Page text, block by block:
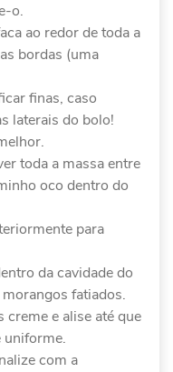
o.
ao redor de toda a
bordas (uma
finas, caso
laterais do bolo!
toda a massa entre
oco dentro do
para
da cavidade do
fatiados.
e alise até que
uniforme.
com a